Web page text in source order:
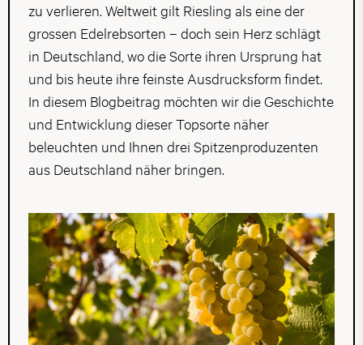
zu verlieren. Weltweit gilt Riesling als eine der
grossen Edelrebsorten – doch sein Herz schlägt
in Deutschland, wo die Sorte ihren Ursprung hat
und bis heute ihre feinste Ausdrucksform findet.
In diesem Blogbeitrag möchten wir die Geschichte
und Entwicklung dieser Topsorte näher
beleuchten und Ihnen drei Spitzenproduzenten
aus Deutschland näher bringen.